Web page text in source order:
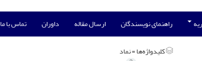
راهنمای نویسندگان ارسال مقاله داوران تماس با ما
کلیدواژه‌ها =نماد